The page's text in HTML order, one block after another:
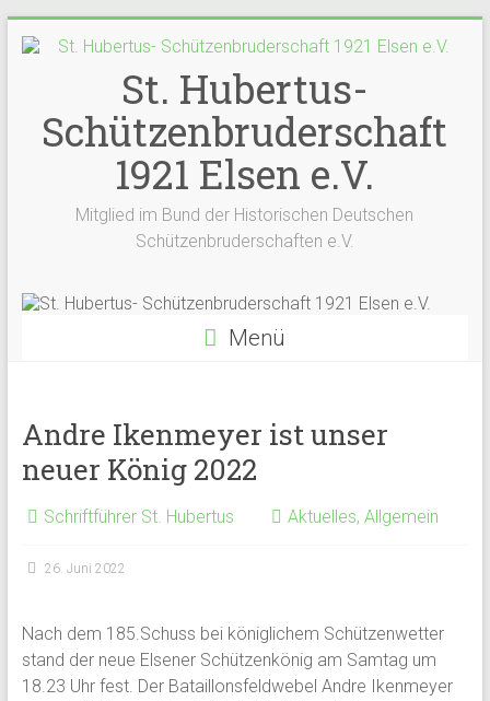
Inhalt
St. Hubertus-
Schützenbruderschaft
1921 Elsen e.V.
Mitglied im Bund der Historischen Deutschen
Schützenbruderschaften e.V.
Menü
Andre Ikenmeyer ist unser
neuer König 2022
Schriftführer St. Hubertus Aktuelles, Allgemein
26. Juni 2022
Nach dem 185.Schuss bei königlichem Schützenwetter
stand der neue Elsener Schützenkönig am Samtag um
18.23 Uhr fest. Der Bataillonsfeldwebel Andre Ikenmeyer